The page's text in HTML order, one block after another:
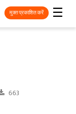
☰
मुक्त प्रकाशित करें
663